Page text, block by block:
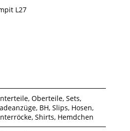
Oberteile, Sets,
BH, Slips, Hosen,
Shirts, Hemdchen